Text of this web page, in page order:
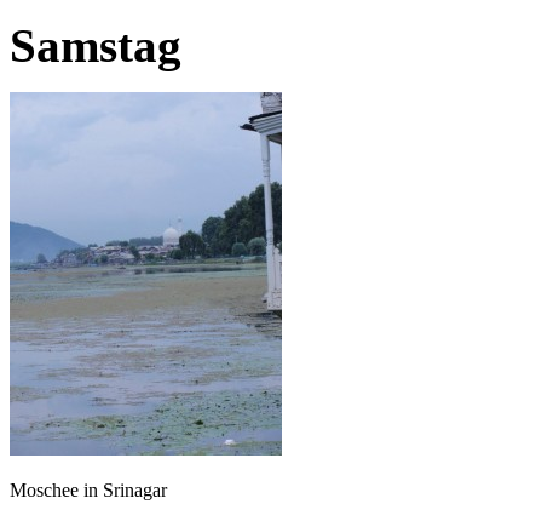
Samstag
Moschee in Srinagar